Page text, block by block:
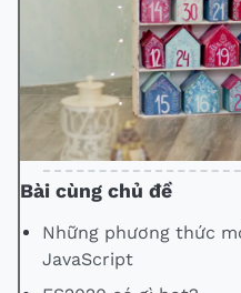
Bài cùng chủ đề
Những phương thức
JavaScript